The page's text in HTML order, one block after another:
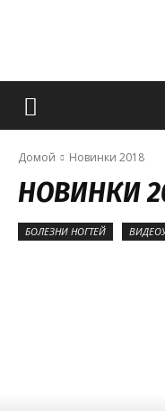
Домой Новинки 2018
НОВИНКИ
БОЛЕЗНИ НОГТЕЙ